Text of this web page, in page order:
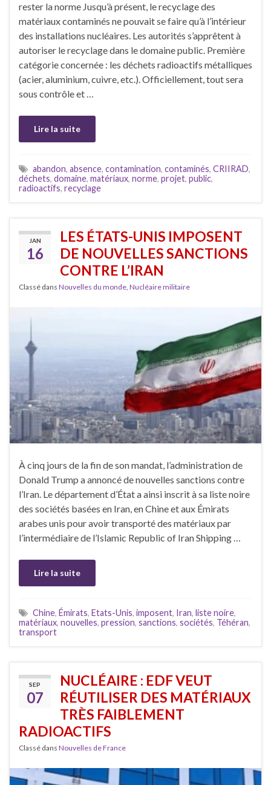
rester la norme Jusqu’à présent, le recyclage des
matériaux contaminés ne pouvait se faire qu’à l’intérieur
des installations nucléaires. Les autorités s’apprêtent à
autoriser le recyclage dans le domaine public. Première
catégorie concernée : les déchets radioactifs métalliques
(acier, aluminium, cuivre, etc.). Officiellement, tout sera
sous contrôle et …
Lire la suite
abandon, absence, contamination, contaminés, CRIIRAD,
déchets, domaine, matériaux, norme, projet, public,
radioactifs, recyclage
JAN
16
LES ÉTATS-UNIS IMPOSENT
DE NOUVELLES SANCTIONS
CONTRE L’IRAN
Classé dans Nouvelles du monde, Nucléaire militaire
À cinq jours de la fin de son mandat, l’administration de
Donald Trump a annoncé de nouvelles sanctions contre
l’Iran. Le département d’État a ainsi inscrit à sa liste noire
des sociétés basées en Iran, en Chine et aux Émirats
arabes unis pour avoir transporté des matériaux par
l’intermédiaire de l’Islamic Republic of Iran Shipping …
Lire la suite
Chine, Émirats, Etats-Unis, imposent, Iran, liste noire,
matériaux, nouvelles, pression, sanctions, sociétés, Téhéran,
transport
SEP
07
NUCLÉAIRE : EDF VEUT
RÉUTILISER DES MATÉRIAUX
TRÈS FAIBLEMENT
RADIOACTIFS
Classé dans Nouvelles de France